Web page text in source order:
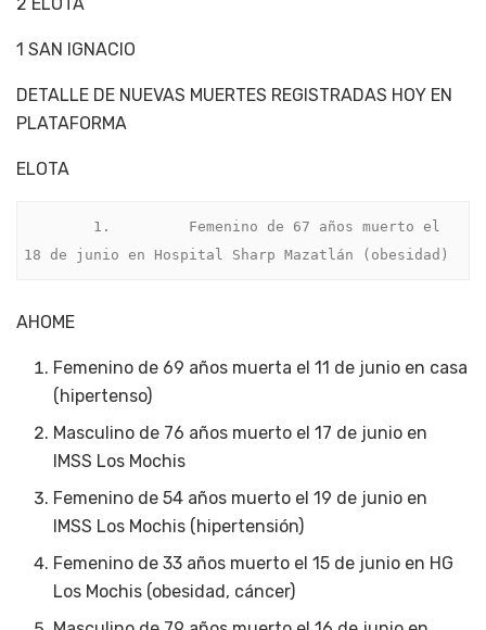
1 SAN IGNACIO
DETALLE DE NUEVAS MUERTES REGISTRADAS HOY EN
PLATAFORMA
ELOTA
18 de junio en Hospital Sharp Mazatlán (obesidad)
AHOME
Femenino de 69 años muerta el 11 de junio en casa
(hipertenso)
Masculino de 76 años muerto el 17 de junio en
IMSS Los Mochis
Femenino de 54 años muerto el 19 de junio en
IMSS Los Mochis (hipertensión)
Femenino de 33 años muerto el 15 de junio en HG
Los Mochis (obesidad, cáncer)